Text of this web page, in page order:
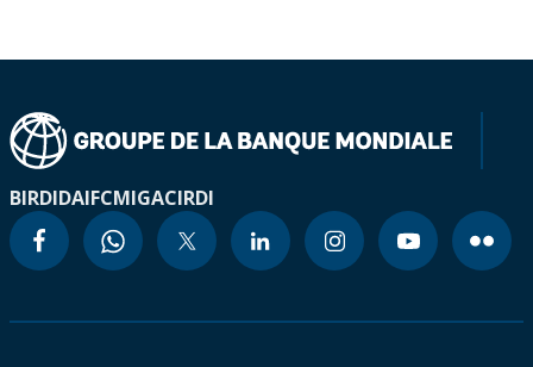
BIRDIDAIFCMIGACIRDI